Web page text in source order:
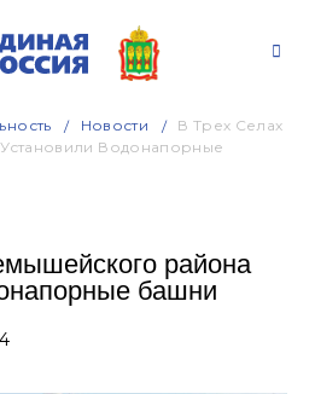
Новости
В Трех Селах
Водонапорные
района
башни